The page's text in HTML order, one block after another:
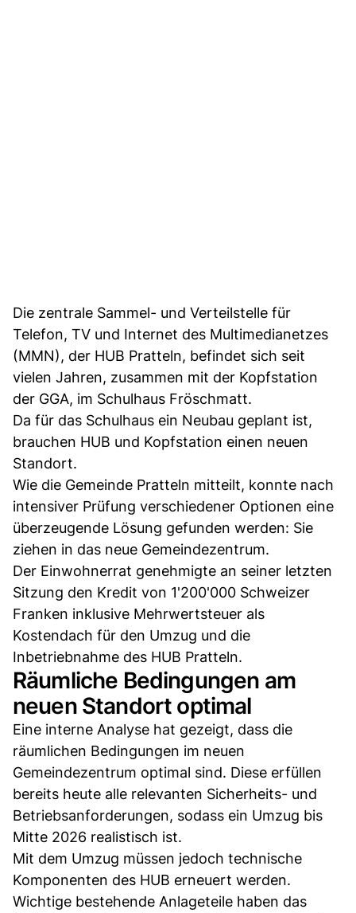
Die zentrale Sammel- und Verteilstelle für
Telefon, TV und Internet des Multimedianetzes
(MMN), der HUB Pratteln, befindet sich seit
vielen Jahren, zusammen mit der Kopfstation
der GGA, im Schulhaus Fröschmatt.
Da für das Schulhaus ein Neubau geplant ist,
brauchen HUB und Kopfstation einen neuen
Standort.
Wie die Gemeinde Pratteln mitteilt, konnte nach
intensiver Prüfung verschiedener Optionen eine
überzeugende Lösung gefunden werden: Sie
ziehen in das neue Gemeindezentrum.
Der Einwohnerrat genehmigte an seiner letzten
Sitzung den Kredit von 1'200'000 Schweizer
Franken inklusive Mehrwertsteuer als
Kostendach für den Umzug und die
Inbetriebnahme des HUB Pratteln.
Räumliche Bedingungen am
neuen Standort optimal
Eine interne Analyse hat gezeigt, dass die
räumlichen Bedingungen im neuen
Gemeindezentrum optimal sind. Diese erfüllen
bereits heute alle relevanten Sicherheits- und
Betriebsanforderungen, sodass ein Umzug bis
Mitte 2026 realistisch ist.
Mit dem Umzug müssen jedoch technische
Komponenten des HUB erneuert werden.
Wichtige bestehende Anlageteile haben das